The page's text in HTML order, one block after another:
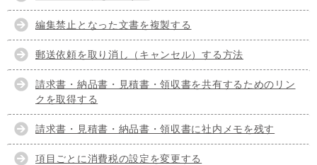
編集禁止となった文書を複製する
郵送依頼を取り消し（キャンセル）する方法
請求書・納品書・見積書・領収書を共有するためのリン
クを取得する
請求書・見積書・納品書・領収書に社内メモを残す
項目ごとに消費税の設定を変更する